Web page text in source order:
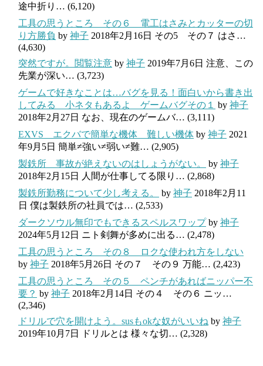
途中折り… (6,120)
工具の思うところ その６ 電工はさみとカッターの切
り方勝負 by 神子 2018年2月16日 その5 その７ はさ…
(4,630)
突然ですが。閲覧注意 by 神子 2019年7月6日 注意、この
先業が深い… (3,723)
ゲームで好きなことは…バグを見る！面白いから書き出
してみる 小ネタもあるよ ゲームバグその１
by 神子
2018年2月27日 なお、現在のゲームバ… (3,111)
EXVS エクバで簡単な機体 難しい機体 by 神子 2021
年9月5日 簡単≠強い≠弱い≠難… (2,905)
製鉄所 事故が絶えないのはしょうがない。
by 神子
2018年2月15日
人間が仕事してる限り… (2,868)
製鉄所勤務について少し考える。
by 神子 2018年2月11
日 僕は製鉄所の社員では… (2,533)
ダークソウル無印でもできるスペルスワップby 神子
2024年5月12日 ニト剣舞が多めに出る… (2,478)
工具の思うところ その８ ロクな使われ方をしない
by 神子 2018年5月26日 その７ その９ 万能… (2,423)
工具の思うところ その５ ペンチがあればニッパー不
要？ by 神子 2018年2月14日 その４ その６ ニッ…
(2,346)
ドリルで穴を開けよう。susもokな奴がいいね by 神子
2019年10月7日
ドリルとは 様々な切… (2,328)